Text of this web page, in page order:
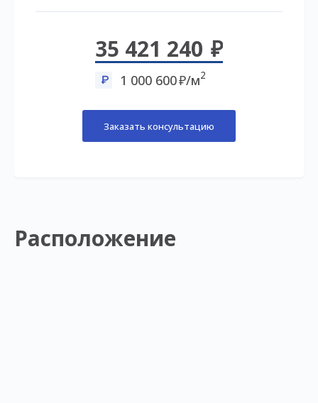
35 421 240
1 000 600 /м2
Заказать консультацию
Расположение